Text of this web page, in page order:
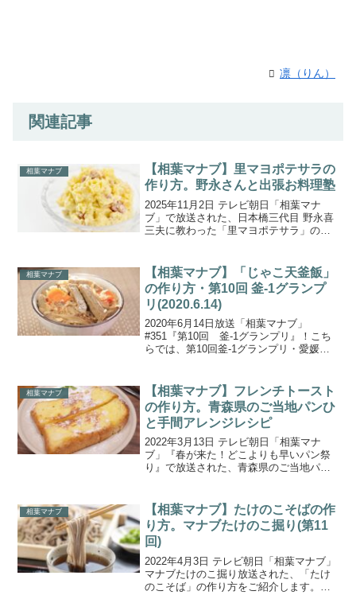
凛（りん）
関連記事
相葉マナブ
【相葉マナブ】里マヨポテサラの
作り方。野永さんと出張お料理塾
2025年11月2日 テレビ朝日「相葉マナ
ブ」で放送された、日本橋三代目 野永喜
三夫に教わった「里マヨポテサラ」の作
～』。日本橋ゆかりの料理人・野永喜三
夫さんが、埼玉県狭山市...
相葉マナブ
【相葉マナブ】「じゃこ天釜飯」
の作り方・第10回 釜-1グランプ
リ(2020.6.14)
2020年6月14日放送「相葉マナブ」
#351『第10回 釜-1グランプリ』！こち
らでは、第10回釜-1グランプリ・愛媛の
わり種・郷土料理、そして恒例の中華枠
がエントリ...
相葉マナブ
【相葉マナブ】フレンチトースト
の作り方。青森県のご当地パンひ
と手間アレンジレシピ
2022年3月13日 テレビ朝日「相葉マナ
ブ」『春が来た！どこよりも早いパン祭
り』で放送された、青森県のご当地パ
します。全国のご当地パンにひと手間加
えた、製造者さんオス...
相葉マナブ
【相葉マナブ】たけのこそばの作
り方。マナブたけのこ掘り(第11
回)
2022年4月3日 テレビ朝日「相葉マナブ」
マナブたけのこ掘り放送された、「たけ
のこそば」の作り方をご紹介します。今